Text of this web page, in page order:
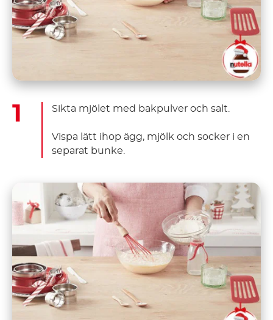
Sikta mjölet med bakpulver och salt.
Vispa lätt ihop ägg, mjölk och socker i en
separat bunke.